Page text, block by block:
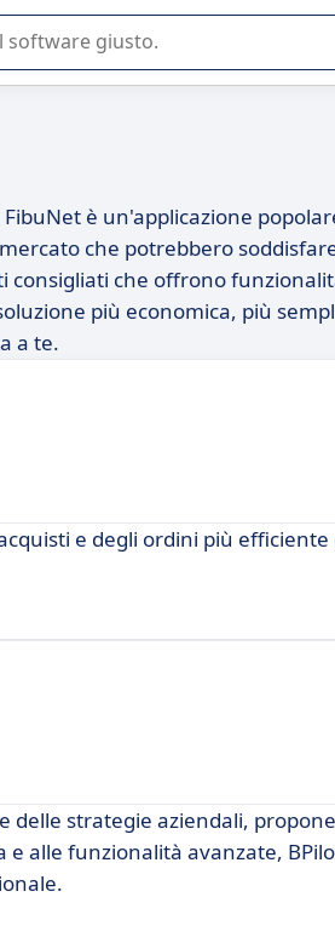
SaaS per la vostra azienda.
è un'applicazione
che potrebbero
consigliati che offrono
più economica, più
a te.
e degli ordini più efficiente
delle strategie aziendali,
alle funzionalità avanzate,